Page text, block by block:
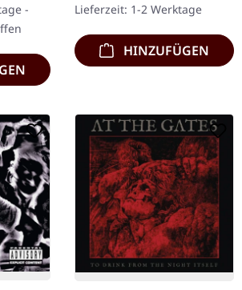
-
den Annalen der…
Lieferzeit: 1-2 Werktage
HINZUFÜGEN